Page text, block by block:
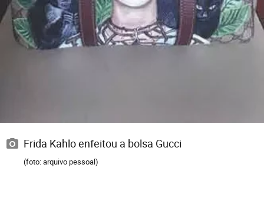
Frida Kahlo enfeitou a bolsa Gucci
(foto: arquivo pessoal)